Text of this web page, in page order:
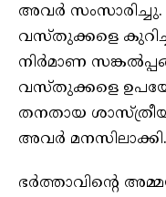
അവർ
വസ്തുക്കളെ
നിർമാണ
വസ്തുക്കളെ
തനതായ
അവർ മനസിലാക്കി.
ഭർത്താവിന്റെ